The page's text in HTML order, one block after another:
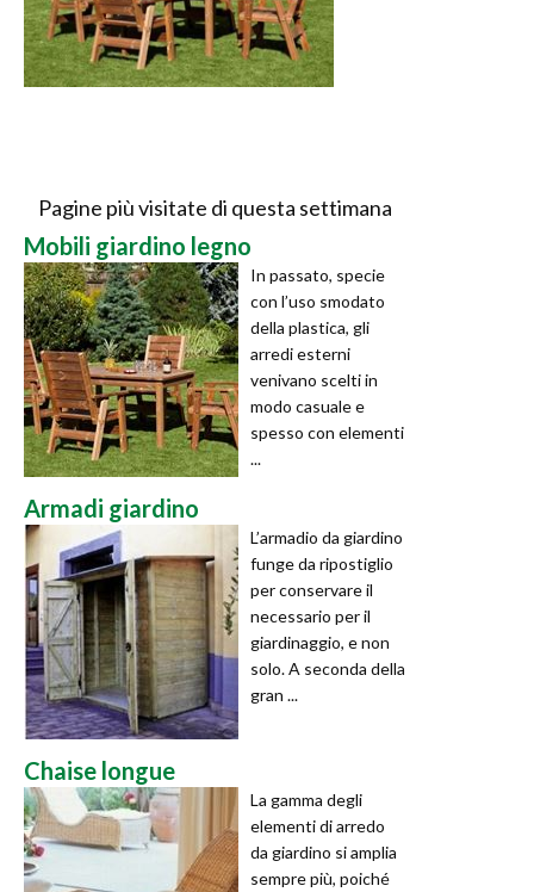
Pagine più visitate di questa settimana
Mobili giardino legno
In passato, specie
con l’uso smodato
della plastica, gli
arredi esterni
venivano scelti in
modo casuale e
spesso con elementi
...
Armadi giardino
L’armadio da giardino
funge da ripostiglio
per conservare il
necessario per il
giardinaggio, e non
solo. A seconda della
gran ...
Chaise longue
La gamma degli
elementi di arredo
da giardino si amplia
sempre più, poiché